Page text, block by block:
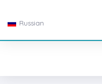
Russian